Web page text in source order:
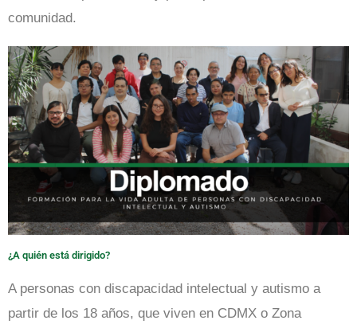
comunidad.
¿A quién está dirigido?
A personas con discapacidad intelectual y autismo a
partir de los 18 años, que viven en CDMX o Zona